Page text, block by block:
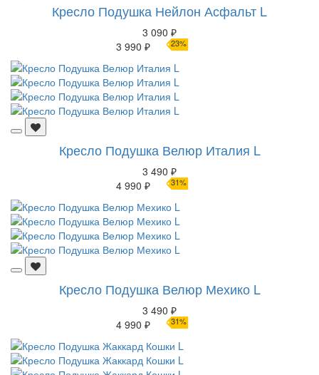
Кресло Подушка Нейлон Асфальт L
3 090 ₽
3 990 ₽
23%
Кресло Подушка Велюр Италия L
3 490 ₽
4 990 ₽
31%
Кресло Подушка Велюр Мехико L
3 490 ₽
4 990 ₽
31%